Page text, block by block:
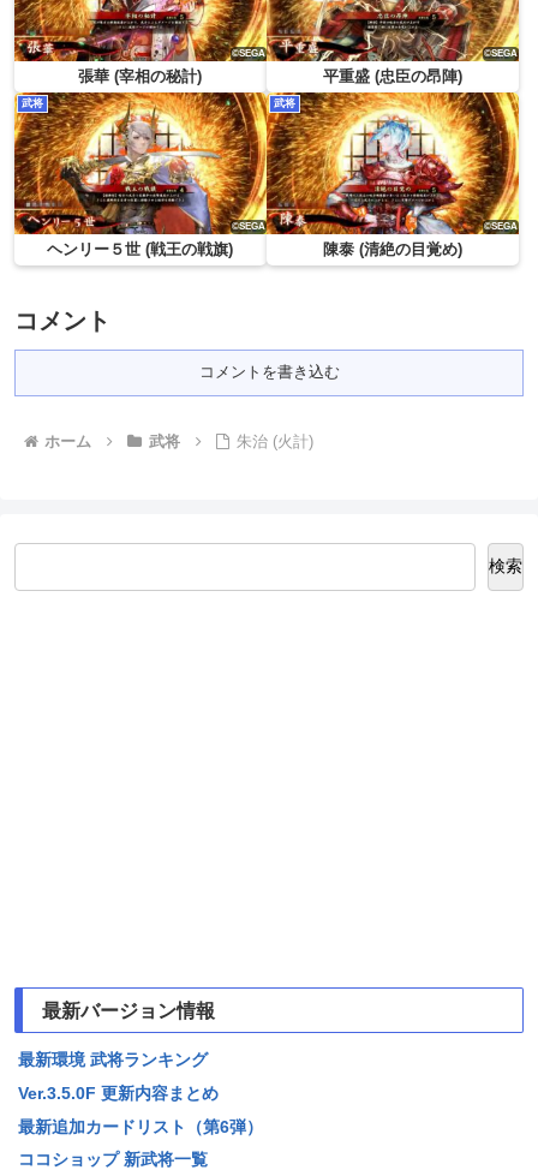
張華 (宰相の秘計) 平重盛 (忠臣の昂陣)
武将
ヘンリー５世 (戦王の戦旗)
武将
陳泰 (清絶の目覚め)
コメント
コメントを書き込む
ホーム 武将 朱治 (火計)
検索
最新バージョン情報
最新環境 武将ランキング
Ver.3.5.0F 更新内容まとめ
最新追加カードリスト（第6弾）
ココショップ 新武将一覧